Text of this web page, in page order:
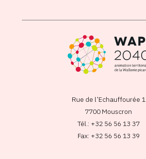
Rue de l’Echauffourée 1
7700 Mouscron
Tél.: +32 56 56 13 37
Fax: +32 56 56 13 39